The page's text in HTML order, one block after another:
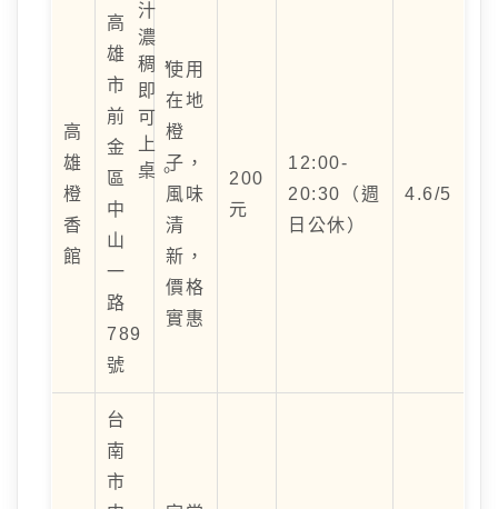
汁
濃
稠，
即
可
上
桌。
高
雄
橙
香
館
高
雄
市
前
金
區
中
山
一
路
789
號
使用
在地
橙
子，
風味
清
新，
價格
實惠
200
元
12:00-
20:30（週
日公休）
4.6/5
台
南
市